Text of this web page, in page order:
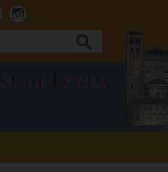
Instagram
di Ivrea